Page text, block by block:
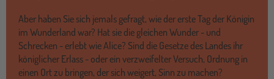
Aber haben Sie sich jemals gefragt, wie der erste Tag der Königin
im Wunderland war? Hat sie die gleichen Wunder - und
Schrecken - erlebt wie Alice? Sind die Gesetze des Landes ihr
königlicher Erlass - oder ein verzweifelter Versuch, Ordnung in
einen Ort zu bringen, der sich weigert, Sinn zu machen?